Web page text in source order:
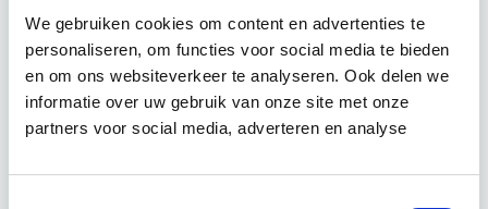
We gebruiken cookies om content en advertenties te
personaliseren, om functies voor social media te bieden
en om ons websiteverkeer te analyseren. Ook delen we
informatie over uw gebruik van onze site met onze
partners voor social media, adverteren en analyse
formuleren en te vertalen naar een duurzaam
meerjarenonderhoudsplan (DMJOP). Hierbij
Lees verder